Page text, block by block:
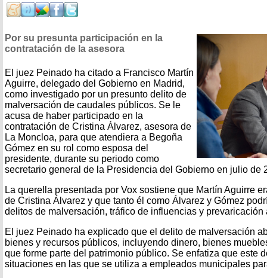
Por su presunta participación en la
contratación de la asesora
El juez Peinado ha citado a Francisco Martín
Aguirre, delegado del Gobierno en Madrid,
como investigado por un presunto delito de
malversación de caudales públicos. Se le
acusa de haber participado en la
contratación de Cristina Álvarez, asesora de
La Moncloa, para que atendiera a Begoña
Gómez en su rol como esposa del
presidente, durante su periodo como
secretario general de la Presidencia del Gobierno en julio de
La querella presentada por Vox sostiene que Martín Aguirre
de Cristina Álvarez y que tanto él como Álvarez y Gómez
delitos de malversación, tráfico de influencias y prevaricación
El juez Peinado ha explicado que el delito de malversación
bienes y recursos públicos, incluyendo dinero, bienes
que forme parte del patrimonio público. Se enfatiza que este
situaciones en las que se utiliza a empleados municipales